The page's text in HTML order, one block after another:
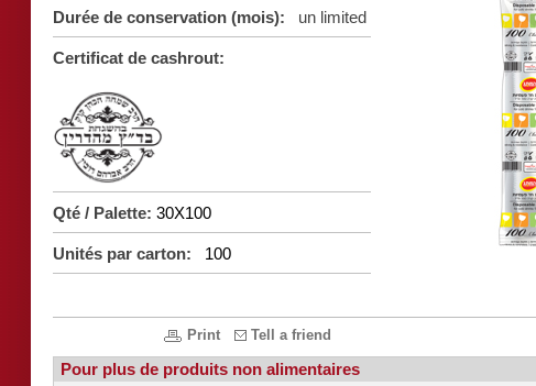
Durée de conservation (mois): un limited
Certificat de cashrout:
Qté / Palette: 30X100
Unités par carton: 100
Print Tell a friend
Pour plus de produits non alimentaires